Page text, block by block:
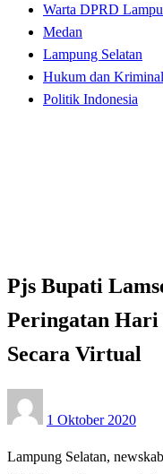
Warta DPRD
Medan
Lampung Selatan
Hukum dan Kriminal
Politik Indonesia
Pjs Bupati
Peringatan Hari
Secara Virtual
on
1 Oktober 2020
Lampung Selatan,